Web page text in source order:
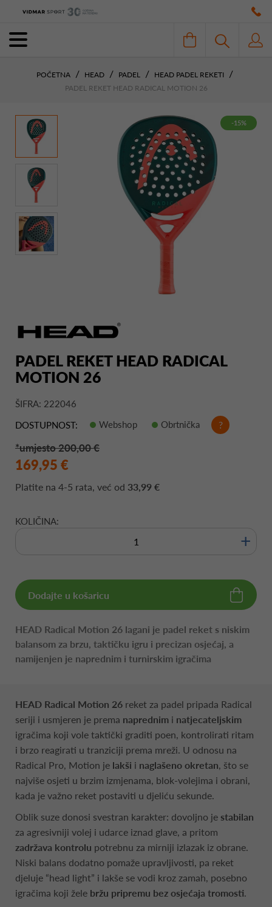
POČETNA HEAD PADEL
HEAD PADEL REKETI
PADEL REKET HEAD RADICAL MOTION 26
-15%
PADEL REKET HEAD RADICAL
MOTION 26
ŠIFRA: 222046
DOSTUPNOST:
Webshop Obrtnička ?
*umjesto 200,00 €
169,95 €
Platite na 4-5 rata, već od 33,99 €
KOLIČINA:
+
Dodajte u košaricu
HEAD Radical Motion 26 lagani je padel reket s niskim
balansom za brzu, taktičku igru i precizan osjećaj, a
namijenjen je naprednim i turnirskim igračima
HEAD Radical Motion 26 reket za padel pripada Radical
seriji i usmjeren je prema naprednim i natjecateljskim
igračima koji vole taktički graditi poen, kontrolirati ritam
i brzo reagirati u tranziciji prema mreži. U odnosu na
Radical Pro, Motion je lakši i naglašeno okretan, što se
najviše osjeti u brzim izmjenama, blok-volejima i obrani,
kada je važno reket postaviti u djeliću sekunde.
Oblik suze donosi svestran karakter: dovoljno je stabilan
za agresivniji volej i udarce iznad glave, a pritom
zadržava kontrolu potrebnu za mirniji izlazak iz obrane.
Niski balans dodatno pomaže upravljivosti, pa reket
djeluje “head light” i lakše se vodi kroz zamah, posebno
igračima koji žele bržu pripremu bez osjećaja tromosti.